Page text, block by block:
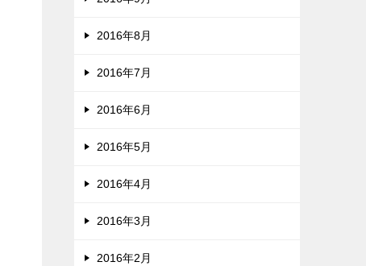
2016年8月
2016年7月
2016年6月
2016年5月
2016年4月
2016年3月
2016年2月